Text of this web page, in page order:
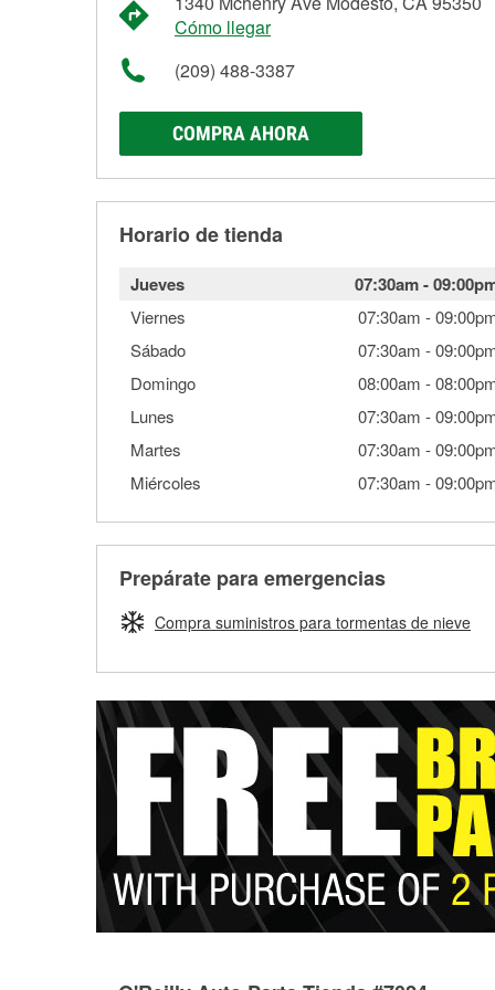
Cómo llegar
(209) 488-3387
COMPRA AHORA
Horario de tienda
Jueves 07:30am-
Viernes 07:30am -
Sábado
07:30am -
Domingo
08:00am -
Lunes
07:30am -
Martes
07:30am -
Miércoles
07:30am -
Prepárate para emergencias
Compra suministros para tormentas de nieve